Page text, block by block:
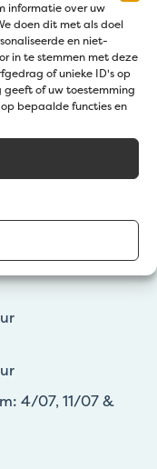
informatie over uw
doen dit met als doel
en niet-
in te stemmen met deze
of unieke ID's op
geeft of uw toestemming
bepaalde functies en
4/07, 11/07 &